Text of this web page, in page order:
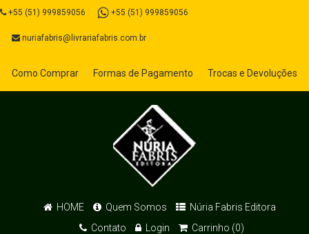
+55 (51) 999859056 +55 (51) 999859056
nuriafabris@livrariafabris.com.br
Como Comprar Formas de Pagamento Trocas e Devoluções
HOME Quem Somos
Núria Fabris Editora
Contato
Login Carrinho (0)